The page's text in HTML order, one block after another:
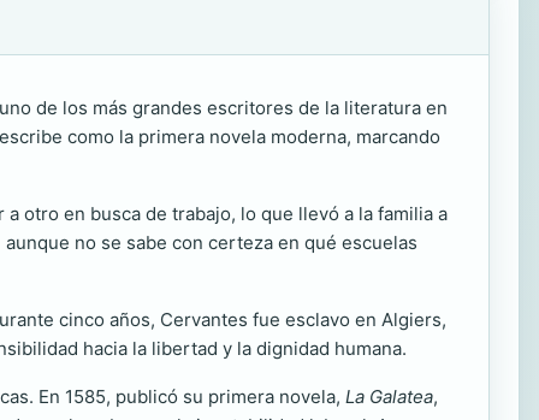
de los más grandes escritores de la literatura en
como la primera novela moderna, marcando
otro en busca de trabajo, lo que llevó a la familia a
no se sabe con certeza en qué escuelas
cinco años, Cervantes fue esclavo en Algiers,
hacia la libertad y la dignidad humana.
En 1585, publicó su primera novela, La Galatea,